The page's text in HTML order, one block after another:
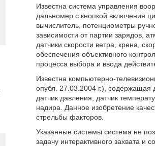
Известна система управления
дальномер с кнопкой включения
вычислитель, потенциометры
зависимости от партии зарядов,
датчики скорости ветра, крена,
обеспечения объективного
процесса выбора и ввода
Известна компьютерно-
опубл. 27.03.2004 г.), содержащая
датчик давления, датчик
надира. Данное изобретение
стрельбы факторов.
Указанные системы система не
задачу интерактивного захвата и